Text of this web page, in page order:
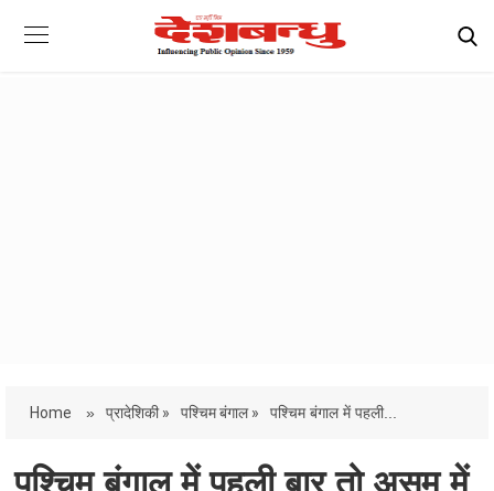
Home » प्रादेशिकी » पश्चिम बंगाल » पश्चिम बंगाल में पहली...